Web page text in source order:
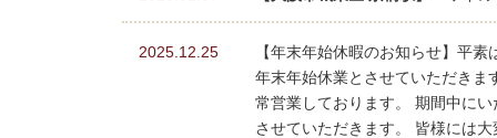
2025.12.25
【年末年始休暇のお知らせ】平
年末年始休業とさせていただき
常営業しております。 期間中に
させていただきます。 皆様には